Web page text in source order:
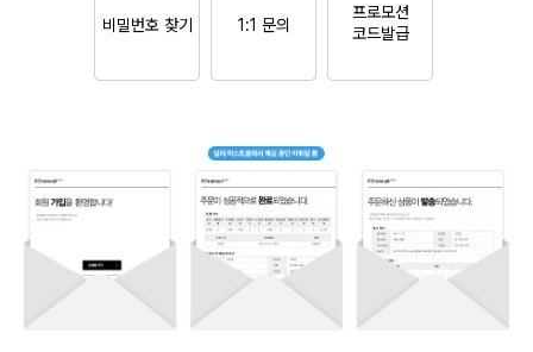
비밀번호 찾기 1:1 문의
프로모션
코드발급